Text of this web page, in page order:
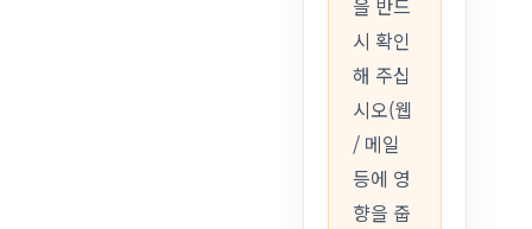
을 반드
시 확인
해 주십
시오(웹
/ 메일
등에 영
향을 줍